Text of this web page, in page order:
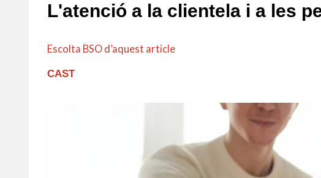
L'atenció a la clientela i a les
Escolta BSO d’aquest article
CAST